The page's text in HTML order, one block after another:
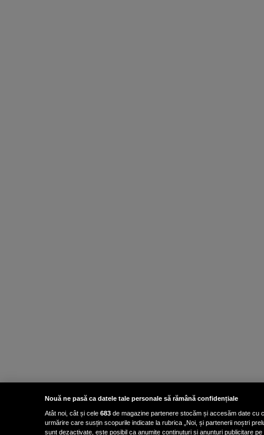
Nouă ne pasă ca datele tale personale să rămână confidențiale
Atât noi, cât și cele 683 de magazine partenere stocăm și accesăm date cu
urmărire care susțin scopurile indicate la rubrica „Noi, și partenerii noștri
sunt dezactivate, este posibil ca anumite conținuturi și anunțuri publicitare